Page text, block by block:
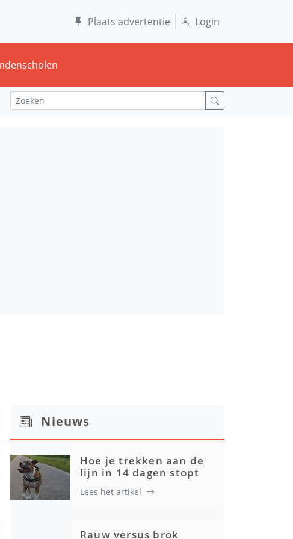
Plaats advertentie Login
Nieuws
Hoe je trekken aan de
lijn in 14 dagen stopt
Lees het artikel
Rauw versus brok